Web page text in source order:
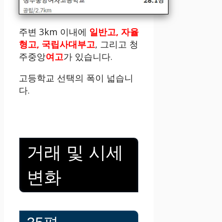
주변 3km 이내에 일반고, 자율
형고, 국립사대부고, 그리고 청
주중앙여고가 있습니다.
고등학교 선택의 폭이 넓습니
다.
거래 및 시세
변화